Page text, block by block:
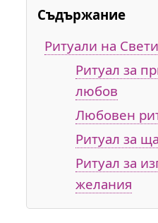
Съдържание
Ритуали на
Ритуал за
любов
Любовен
Ритуал за
Ритуал за
желания